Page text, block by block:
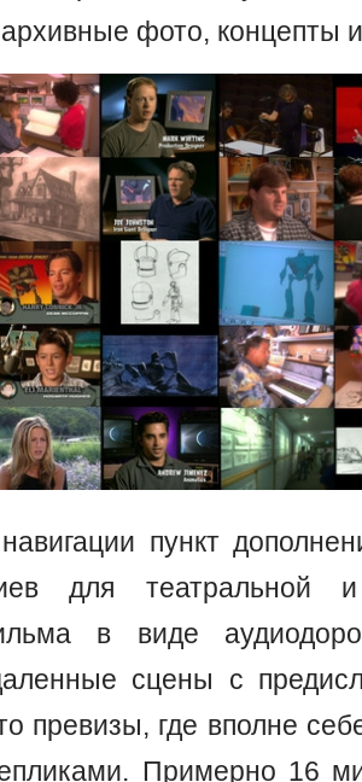
фото, концепты
пункт
для театральной
в виде
сцены с
превизы, где вполне
Примерно 16